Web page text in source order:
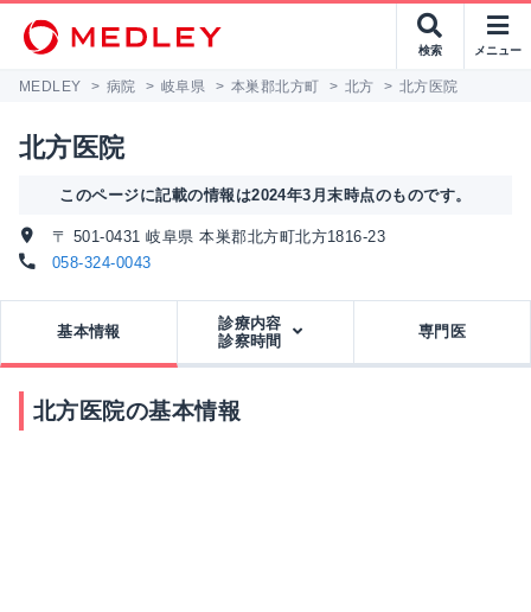
検索 メニュー
MEDLEY > 病院 > 岐阜県 > 本巣郡北方町 > 北方 > 北方医院
北方医院
このページに記載の情報は2024年3月末時点のものです。
〒 501-0431 岐阜県 本巣郡北方町北方1816-23
058-324-0043
基本情報
診療内容
診察時間
専門医
北方医院の基本情報